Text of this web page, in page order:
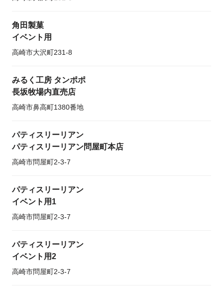
角田製菓
イベント用
高崎市大沢町231-8
みるく工房 タンポポ
長坂牧場内直売店
高崎市鼻高町1380番地
パティスリーリアン
パティスリーリアン問屋町本店
高崎市問屋町2-3-7
パティスリーリアン
イベント用1
高崎市問屋町2-3-7
パティスリーリアン
イベント用2
高崎市問屋町2-3-7